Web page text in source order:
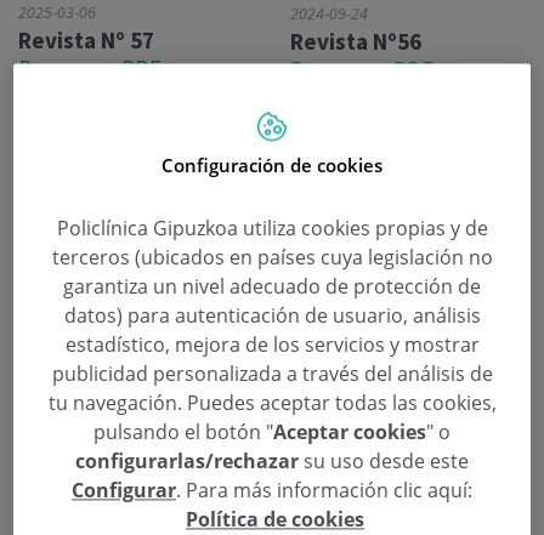
2025-03-06
Revista Nº 57
Descargar PDF
2024-09-24
Revista Nº56
Descargar PDF
2024-05-31
Revista Nº 55
Descargar PDF
Configuración de cookies
Policlínica Gipuzkoa utiliza cookies propias y de
terceros (ubicados en países cuya legislación no
garantiza un nivel adecuado de protección de
datos) para autenticación de usuario, análisis
estadístico, mejora de los servicios y mostrar
publicidad personalizada a través del análisis de
tu navegación. Puedes aceptar todas las cookies,
pulsando el botón "Aceptar cookies" o
configurarlas/rechazarsu uso desde este
Configurar. Para más información clic aquí:
Política de cookies